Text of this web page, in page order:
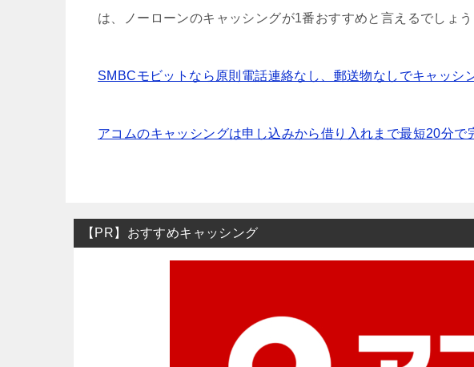
は、ノーローンのキャッシングが1番おすすめと言えるでしょう
SMBCモビットなら原則電話連絡なし、郵送物なしでキャッシ
アコムのキャッシングは申し込みから借り入れまで最短20分で
【PR】おすすめキャッシング